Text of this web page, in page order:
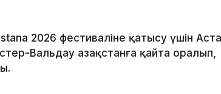
2026 фестиваліне қатысу үшін
Вальдау Қазақстанға қайта оралып,